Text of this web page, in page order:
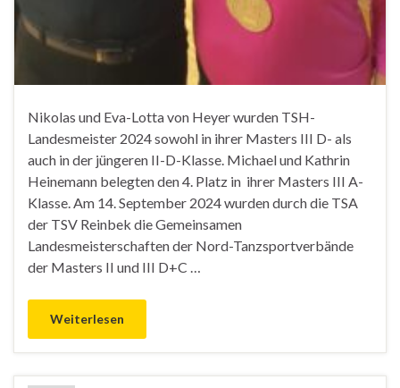
Nikolas und Eva-Lotta von Heyer wurden TSH-
Landesmeister 2024 sowohl in ihrer Masters III D- als
auch in der jüngeren II-D-Klasse. Michael und Kathrin
Heinemann belegten den 4. Platz in ihrer Masters III A-
Klasse. Am 14. September 2024 wurden durch die TSA
der TSV Reinbek die Gemeinsamen
Landesmeisterschaften der Nord-Tanzsportverbände
der Masters II und III D+C …
Weiterlesen